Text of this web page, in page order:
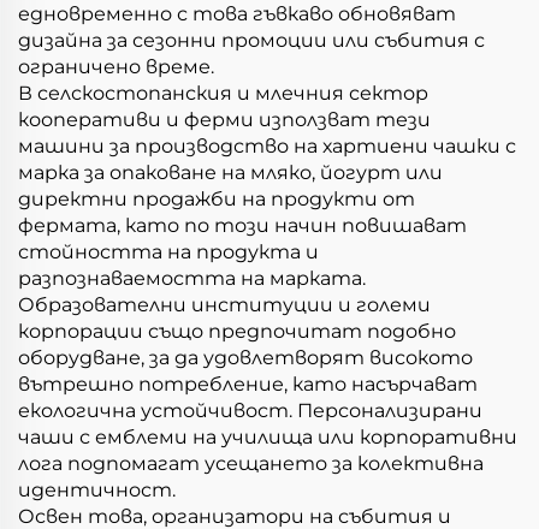
едновременно с това гъвкаво обновяват
дизайна за сезонни промоции или събития с
ограничено време.
В селскостопанския и млечния сектор
кооперативи и ферми използват тези
машини за производство на хартиени чашки с
марка за опаковане на мляко, йогурт или
директни продажби на продукти от
фермата, като по този начин повишават
стойността на продукта и
разпознаваемостта на марката.
Образователни институции и големи
корпорации също предпочитат подобно
оборудване, за да удовлетворят високото
вътрешно потребление, като насърчават
екологична устойчивост. Персонализирани
чаши с емблеми на училища или корпоративни
лога подпомагат усещането за колективна
идентичност.
Освен това, организатори на събития и